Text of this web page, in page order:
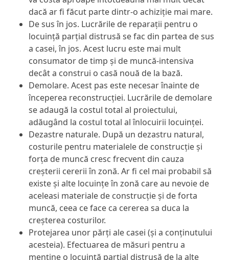
dacă ar fi făcut parte dintr-o achiziție mai mare.
De sus în jos. Lucrările de reparații pentru o
locuință parțial distrusă se fac din partea de sus
a casei, în jos. Acest lucru este mai mult
consumator de timp și de muncă-intensiva
decât a construi o casă nouă de la bază.
Demolare. Acest pas este necesar înainte de
începerea reconstrucției. Lucrările de demolare
se adaugă la costul total al proiectului,
adăugând la costul total al înlocuirii locuinței.
Dezastre naturale. După un dezastru natural,
costurile pentru materialele de construcție și
forța de muncă cresc frecvent din cauza
creșterii cererii în zonă. Ar fi cel mai probabil să
existe și alte locuințe în zonă care au nevoie de
aceleasi materiale de construcție și de forta
muncă, ceea ce face ca cererea sa duca la
creșterea costurilor.
Protejarea unor părți ale casei (și a conținutului
acesteia). Efectuarea de măsuri pentru a
menține o locuință parțial distrusă de la alte